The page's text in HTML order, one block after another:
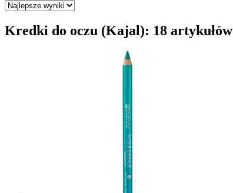
Kredki do oczu (Kajal): 18 artykułów